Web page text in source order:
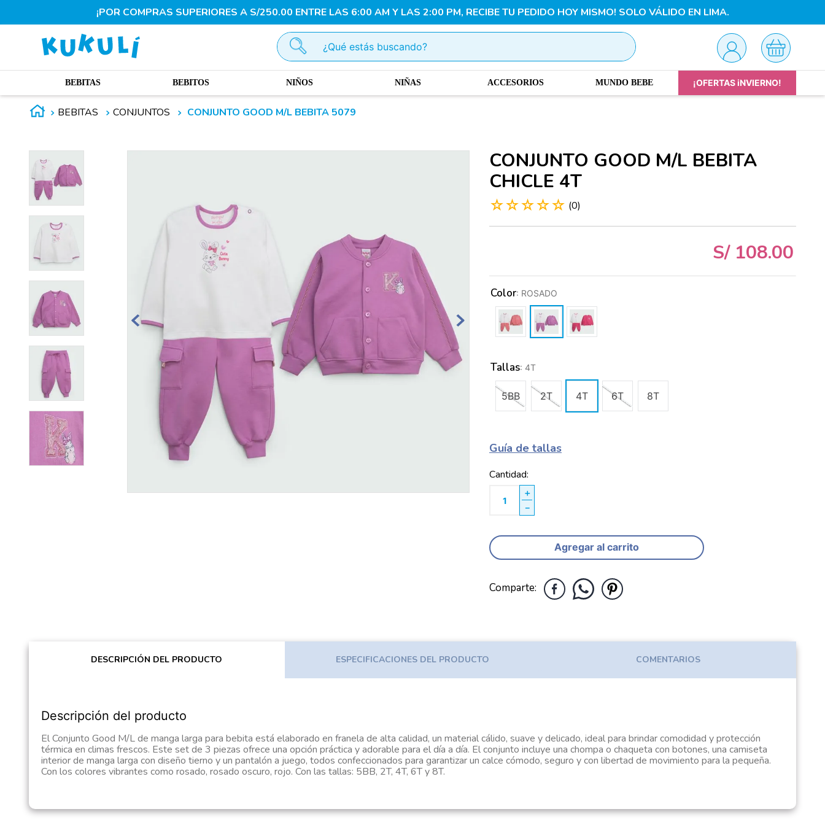
¡POR COMPRAS SUPERIORES A S/250.00 ENTRE LAS 6:00 AM Y LAS 2:00 PM, RECIBE TU PEDIDO HOY MISMO! SOLO VÁLIDO EN LIMA.
¿Qué estás buscando?
BEBITAS BEBITOS NIÑOS NIÑAS ACCESORIOS MUNDO BEBE ¡OFERTAS iNVIERNO!
BEBITAS CONJUNTOS CONJUNTO GOOD M/L BEBITA 5079
CONJUNTO GOOD M/L BEBITA
CHICLE 4T
☆☆☆☆☆ (0)
S/ 108.00
Tallas: 4T
5BB 2T 4T 6T 8T
Color: ROSADO
Guía de tallas
Cantidad
＋
－
Agregar al carrito
Comparte
DESCRIPCIÓN DEL PRODUCTO ESPECIFICACIONES DEL PRODUCTO COMENTARIOS
Descripción del producto
El Conjunto Good M/L de manga larga para bebita está elaborado en franela de alta calidad, un material cálido, suave y delicado, ideal para brindar comodidad y protección
térmica en climas frescos. Este set de 3 piezas ofrece una opción práctica y adorable para el día a día. El conjunto incluye una chompa o chaqueta con botones, una camiseta
interior de manga larga con diseño tierno y un pantalón a juego, todos confeccionados para garantizar un calce cómodo, seguro y con libertad de movimiento para la pequeña.
Con los colores vibrantes como rosado, rosado oscuro, rojo. Con las tallas: 5BB, 2T, 4T, 6T y 8T.